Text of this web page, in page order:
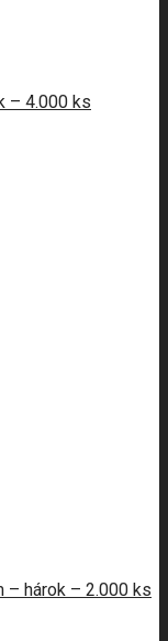
– 4.000 ks
– hárok – 2.000 ks